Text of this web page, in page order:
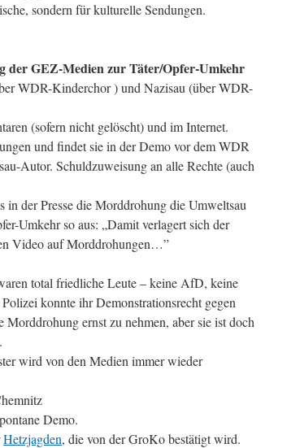
sondern für kulturelle Sendungen.
der GEZ-Medien zur Täter/Opfer-Umkehr
WDR-Kinderchor ) und Nazisau (über WDR-
(sofern nicht gelöscht) und im Internet.
und findet sie in der Demo vor dem WDR
Autor. Schuldzuweisung an alle Rechte (auch
der Presse die Morddrohung die Umweltsau
Umkehr so aus: „Damit verlagert sich der
Video auf Morddrohungen…”
total friedliche Leute – keine AfD, keine
konnte ihr Demonstrationsrecht gegen
ernst zu nehmen, aber sie ist doch
wird von den Medien immer wieder
Demo.
Hetzjagden, die von der GroKo bestätigt wird.